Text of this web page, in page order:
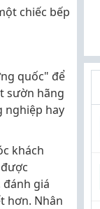
chiếc bếp
quốc" để
sườn hãng
nghiệp hay
khách
giá
hơn. Nhân